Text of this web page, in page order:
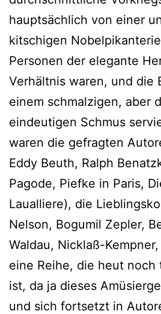
hauptsächlich von einer
kitschigen
Personen der elegante
Verhältnis waren, und die
einem schmalzigen, aber
eindeutigen Schmus
waren die gefragten
Eddy Beuth, Ralph
Pagode, Piefke in Paris,
Laualliere), die
Nelson, Bogumil Zepler,
Waldau, Nicklaß-
eine Reihe, die heut noch
ist, da ja dieses
und sich fortsetzt in